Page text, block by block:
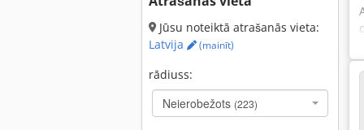
Jūsu noteiktā atrašanās vieta:
Latvija
(mainīt)
rādiuss:
Neierobežots (223)